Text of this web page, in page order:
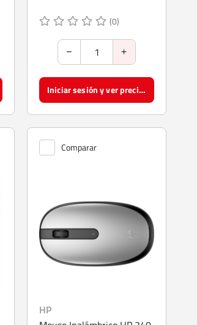
(0)
Iniciar sesión y ver precios
Comparar
HP